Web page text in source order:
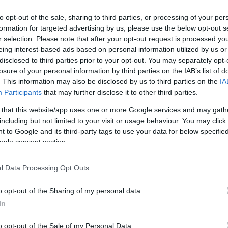
opt-out of the sale, sharing to third parties, or processing of your
for targeted advertising by us, please use the below opt-out
selection. Please note that after your opt-out request is processed
interest-based ads based on personal information utilized by us
to third parties prior to your opt-out. You may separately
of your personal information by third parties on the IAB’s list of
This information may also be disclosed by us to third parties on the
Participants that may further disclose it to other third parties.
that this website/app uses one or more Google services and may
but not limited to your visit or usage behaviour. You may
to Google and its third-party tags to use your data for below
consent section.
Data Processing Opt Outs
opt-out of the Sharing of my personal data.
opt-out of the Sale of my Personal Data.
kiemelte, hogy egyeztetéseket tervez a
„közösen találják meg az egyensúlyt a
hogy a vendéglátóhelyek működése ne
a fiatalok számára is biztosított
szerint összetett és folyamatos odafigyelést
együttműködve igyekszik javítani a közterületek
hatékonyságán.
a rendőrség is azt ígérte, hogy a lakossági észrevételeket
célja, hogy a döntéshozók és a
javítása érdekében.
elkerülné a propagandát,
ideés csatlakozzon adománygyűjtésünkhöz!